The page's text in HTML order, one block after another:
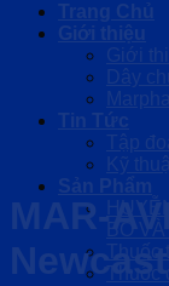
Trang Chủ
Giới thiệu
Giới
Dây
Tin Tức
Tập
Kỹ
Sản Phẩm
BÒ
Thuốc
Thuốc
MAR-